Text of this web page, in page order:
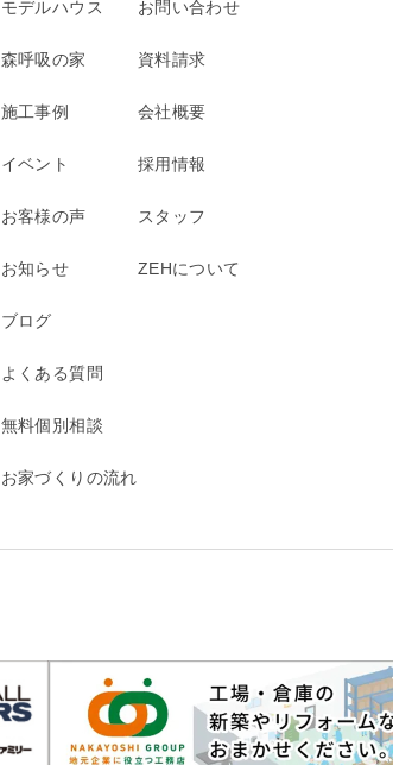
モデルハウス
森呼吸の家
施工事例
イベント
お客様の声
お知らせ
ブログ
よくある質問
無料個別相談
お家づくりの流れ
お問い合わせ
資料請求
会社概要
採用情報
スタッフ
ZEHについて